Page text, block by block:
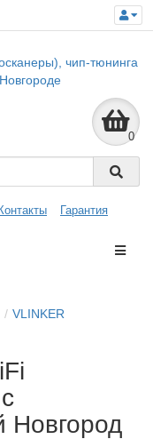
0
Контакты Гарантия
VLINKER
Новгород